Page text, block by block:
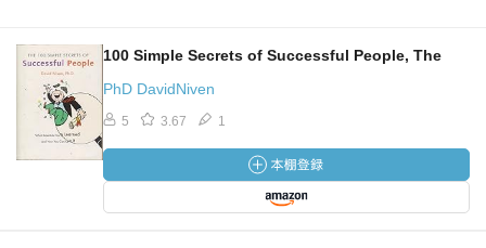
100 Simple Secrets of Successful People, The
PhD DavidNiven
5 3.67 1